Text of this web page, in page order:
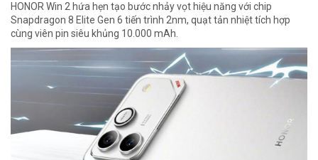
HONOR Win 2 hứa hẹn tạo bước nhảy vọt hiệu năng với chip
Snapdragon 8 Elite Gen 6 tiến trình 2nm, quạt tản nhiệt tích hợp
cùng viên pin siêu khủng 10.000 mAh.